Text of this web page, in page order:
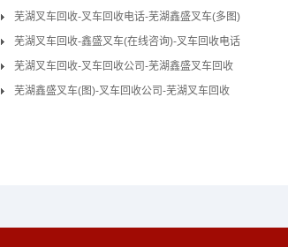
芜湖叉车回收-叉车回收电话-芜湖鑫盛叉车(多图)
芜湖叉车回收-鑫盛叉车(在线咨询)-叉车回收电话
芜湖叉车回收-叉车回收公司-芜湖鑫盛叉车回收
芜湖鑫盛叉车(图)-叉车回收公司-芜湖叉车回收